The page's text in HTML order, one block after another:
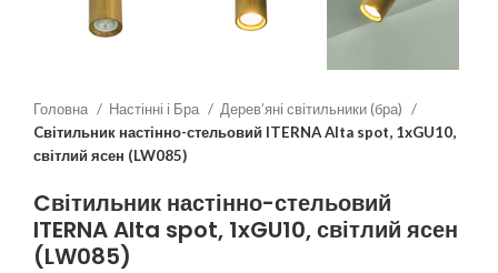
Головна Настінні і Бра
Дерев’яні світильники (бра)
Cвітильник настінно-стельовий ITERNA Alta spot, 1xGU10,
світлий ясен (LW085)
Cвітильник настінно-стельовий
ITERNA Alta spot, 1xGU10, світлий ясен
(LW085)